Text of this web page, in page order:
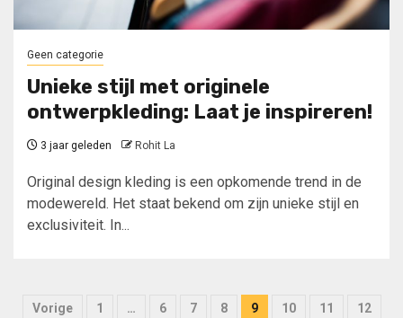
Geen categorie
Unieke stijl met originele
ontwerpkleding: Laat je inspireren!
3 jaar geleden Rohit La
Original design kleding is een opkomende trend in de
modewereld. Het staat bekend om zijn unieke stijl en
exclusiviteit. In...
Berichten
Vorige 1 … 6 7 8 9 10 11 12